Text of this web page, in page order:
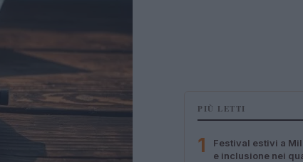
PIÙ LETTI
1
Festival estivi a
e inclusione nei